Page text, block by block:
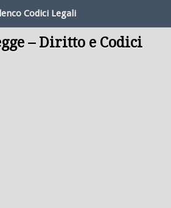
Codici Legali
– Diritto e Codici